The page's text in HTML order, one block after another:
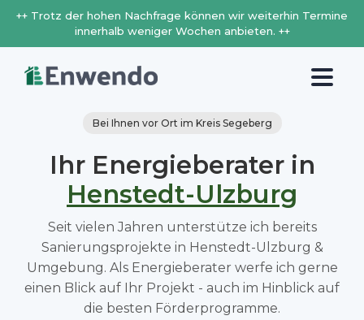
++ Trotz der hohen Nachfrage können wir weiterhin Termine
innerhalb weniger Wochen anbieten. ++
Bei Ihnen vor Ort im Kreis Segeberg
Ihr Energieberater in
Henstedt-Ulzburg
Seit vielen Jahren unterstütze ich bereits
Sanierungsprojekte in Henstedt-Ulzburg &
Umgebung. Als Energieberater werfe ich gerne
einen Blick auf Ihr Projekt - auch im Hinblick auf
die besten Förderprogramme.